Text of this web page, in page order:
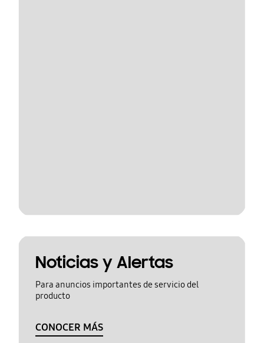
Noticias y Alertas
Para anuncios importantes de servicio del
producto
CONOCER MÁS